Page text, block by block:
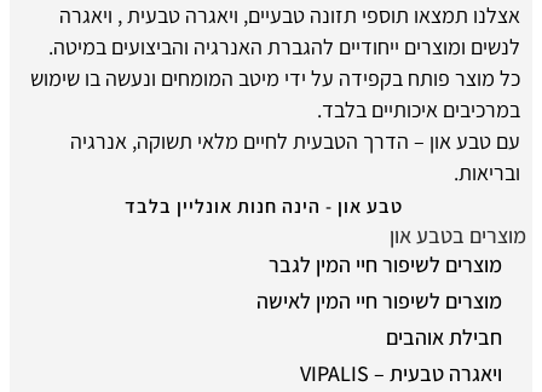
אצלנו תמצאו תוספי תזונה טבעיים, ויאגרה טבעית , ויאגרה
לנשים ומוצרים ייחודיים להגברת האנרגיה והביצועים במיטה.
כל מוצר פותח בקפידה על ידי מיטב המומחים ונעשה בו שימוש
במרכיבים איכותיים בלבד.
עם טבע און – הדרך הטבעית לחיים מלאי תשוקה, אנרגיה
ובריאות.
טבע און - הינה חנות אונליין בלבד
מוצרים בטבע און
מוצרים לשיפור חיי המין לגבר
מוצרים לשיפור חיי המין לאישה
חבילת אוהבים
ויאגרה טבעית – VIPALIS